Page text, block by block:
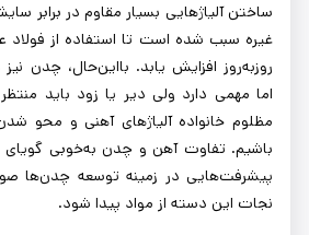
ساختن آلیاژهایی بسیار مقاوم در برابر
غیره سبب شده است تا استفاده از فولاد
روزبه‌روز افزایش یابد. بااین‌حال، چدن
اما مهمی دارد ولی دیر یا زود باید
مظلوم خانواده آلیاژهای آهنی و محو
باشیم. تفاوت آهن و چدن به‌خوبی گویای
پیشرفت‌هایی در زمینه توسعه چدن‌ها
نجات این دسته از مواد پیدا شود.